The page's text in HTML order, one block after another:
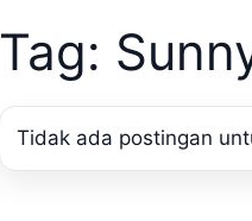
Tag:
Tidak ada postingan